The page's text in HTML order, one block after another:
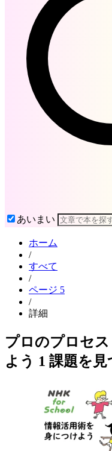
あいまい
ホーム
/
すべて
/
ページ 5
/
詳細
プロのプロセ
よう 1 課題を見